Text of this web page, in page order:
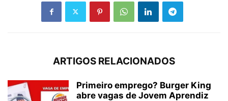
ARTIGOS RELACIONADOS
Primeiro emprego? Burger King
abre vagas de Jovem Aprendiz